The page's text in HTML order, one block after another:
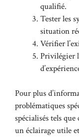
qualifié.
Tester les
situation
Vérifier
Privilégier
Pour plus
problématiques
spécialisés tels
un éclairage utile